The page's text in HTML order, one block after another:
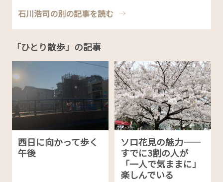
石川浩司の別の記事を読む
「ひとり散歩」の記事
西日に向かって歩く
午後
ソロ花見の魅力——
すでに3割の人が
「一人で気ままに」
楽しんでいる